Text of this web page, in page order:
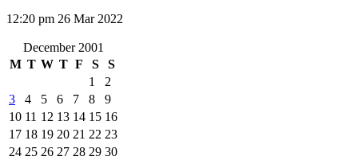
12:20 pm 26 Mar 2022
December 2001
M T W T F S
S
1
2
3
4 5 6 7 8
9
10 11 12 13 14 15 16
17 18 19 20 21 22 23
24 25 26 27 28 29 30